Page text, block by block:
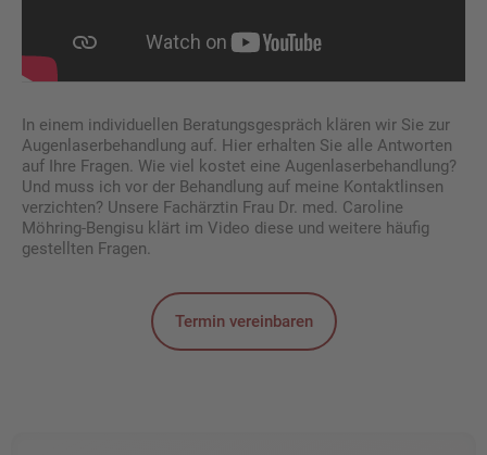
In einem individuellen Beratungsgespräch klären wir Sie zur
Augenlaserbehandlung auf. Hier erhalten Sie alle Antworten
auf Ihre Fragen. Wie viel kostet eine Augenlaserbehandlung?
Und muss ich vor der Behandlung auf meine Kontaktlinsen
verzichten? Unsere Fachärztin Frau Dr. med. Caroline
Möhring-Bengisu klärt im Video diese und weitere häufig
gestellten Fragen.
Termin vereinbaren